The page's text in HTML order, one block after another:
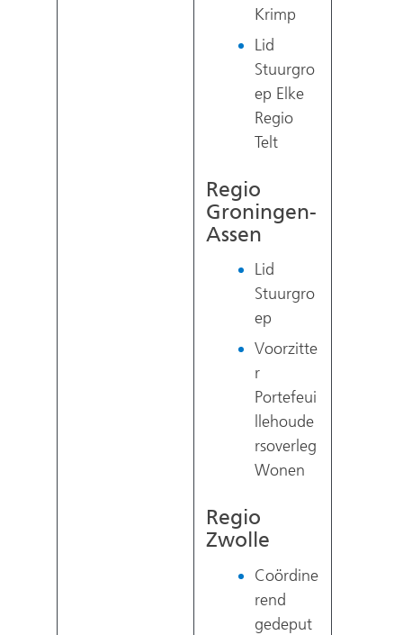
Krimp
Lid
Stuurgro
ep Elke
Regio
Telt
Regio
Groningen-
Assen
Lid
Stuurgro
ep
Voorzitte
r
Portefeui
llehoude
rsoverleg
Wonen
Regio
Zwolle
Coördine
rend
gedeput